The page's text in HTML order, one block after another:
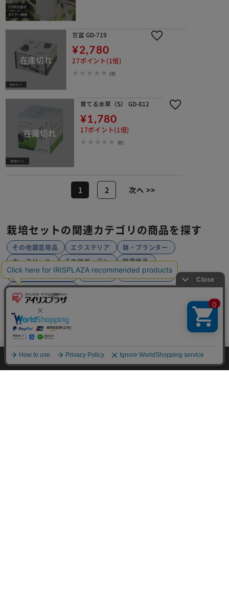
苔盆 GD-719
¥2,780
27ポイント(1倍)
(0)
育てる水草（S） GD-812
¥1,780
17ポイント(1倍)
(0)
1 2 次へ >>
栽培セットの関連カテゴリの商品を探す
その他園芸用品 エクステリア
鉢・プランター
ホースリール
その他ガーデン
除雪用品
ホースリールパーツ
園芸機械
防草・除草用品
プール・屋外サウナ
HOME 栽培セット
HOME 探す ログイン お気に入り お知らせ